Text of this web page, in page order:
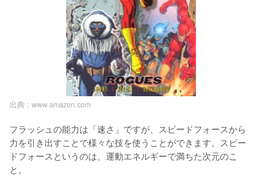
出典 : www.amazon.com
フラッシュの能力は「速さ」ですが、スピードフォースから
力を引き出すことで様々な技を使うことができます。スピー
ドフォースというのは、運動エネルギーで満ちた次元のこ
と。